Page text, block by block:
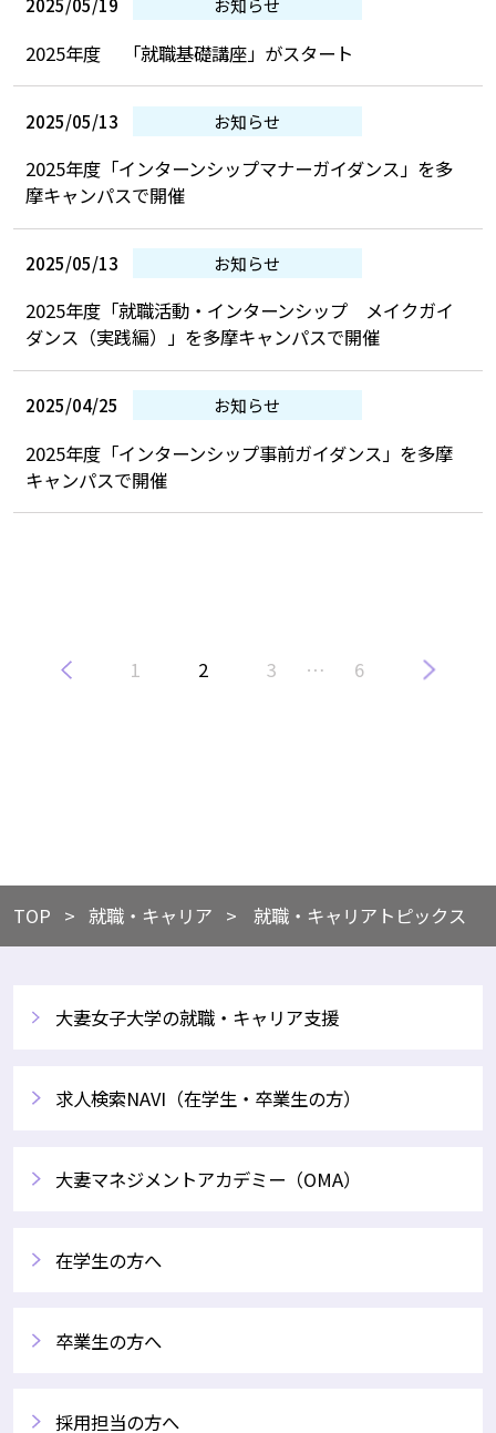
2025年度 「就職基礎講座」がスタート
2025/05/13 お知らせ
2025年度「インターンシップマナーガイダンス」を多
摩キャンパスで開催
2025/05/13 お知らせ
2025年度「就職活動・インターンシップ メイクガイ
ダンス（実践編）」を多摩キャンパスで開催
2025/04/25 お知らせ
2025年度「インターンシップ事前ガイダンス」を多摩
キャンパスで開催
1 2 3 … 6
TOP ​就職・キャリア 就職・キャリアトピックス
大妻女子大学の就職・キャリア支援
求人検索NAVI（在学生・卒業生の方）
大妻マネジメントアカデミー（OMA）
在学生の方へ
卒業生の方へ
採用担当の方へ